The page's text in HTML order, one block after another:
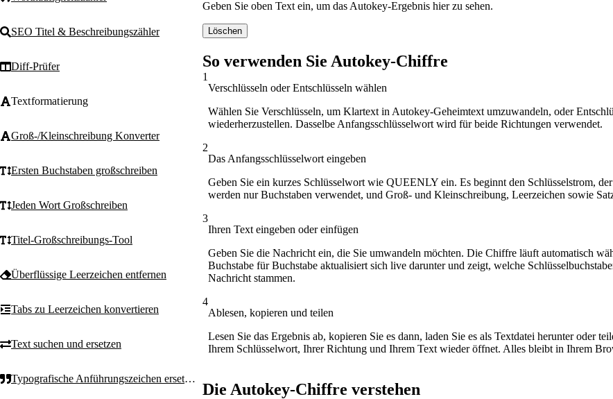
SEO Titel & Beschreibungszähler
Diff-Prüfer
Textformatierung
Groß-/Kleinschreibung Konverter
Ersten Buchstaben großschreiben
Jeden Wort Großschreiben
Titel-Großschreibungs-Tool
Überflüssige Leerzeichen entfernen
Tabs zu Leerzeichen konvertieren
Text suchen und ersetzen
Typografische Anführungszeichen ersetzen
Geben Sie oben Text ein, um das Autokey-Ergebnis hier zu sehen.
Löschen
So verwenden Sie Autokey-Chiffre
1
Verschlüsseln oder Entschlüsseln wählen
Wählen Sie Verschlüsseln, um Klartext in Autokey-Geheimtext umzuwandeln, oder
wiederherzustellen. Dasselbe Anfangsschlüsselwort wird für beide Richtungen verwendet.
2
Das Anfangsschlüsselwort eingeben
Geben Sie ein kurzes Schlüsselwort wie QUEENLY ein. Es beginnt den Schlüsselstrom,
werden nur Buchstaben verwendet, und Groß- und Kleinschreibung, Leerzeichen sowie
3
Ihren Text eingeben oder einfügen
Geben Sie die Nachricht ein, die Sie umwandeln möchten. Die Chiffre läuft automatisch
Buchstabe für Buchstabe aktualisiert sich live darunter und zeigt, welche
Nachricht stammen.
4
Ablesen, kopieren und teilen
Lesen Sie das Ergebnis ab, kopieren Sie es dann, laden Sie es als Textdatei herunter oder
Ihrem Schlüsselwort, Ihrer Richtung und Ihrem Text wieder öffnet. Alles bleibt in Ihrem
Die Autokey-Chiffre verstehen